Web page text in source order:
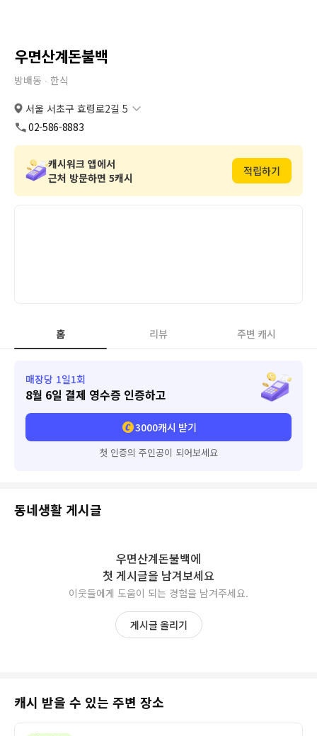
우면산계돈불백
방배동 ∙ 한식
서울 서초구 효령로2길 5
도로명 서울 서초구 효령로2길 5
02-586-8883
캐시워크 앱에서
근처 방문하면 5캐시
적립하기
홈 리뷰 주변 캐시
매장당 1일1회
8월 6일 결제 영수증 인증하고
3000캐시 받기
첫 인증의 주인공이 되어보세요
동네생활 게시글
우면산계돈불백에
첫 게시글을 남겨보세요
이웃들에게 도움이 되는 경험을 남겨주세요.
게시글 올리기
캐시 받을 수 있는 주변 장소